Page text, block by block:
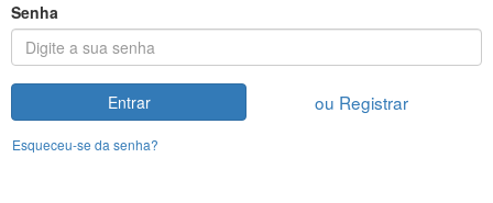
Senha
Entrar ou Registrar
Esqueceu-se da senha?